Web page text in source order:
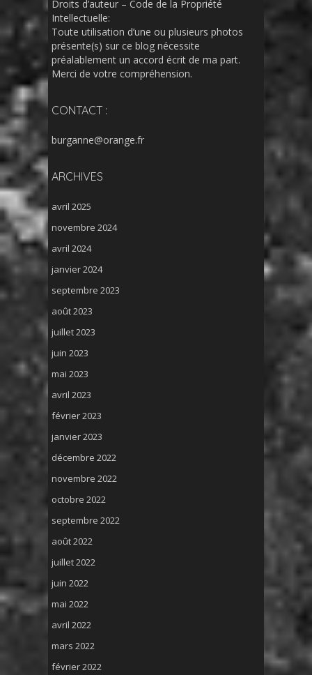
Droits d’auteur – Code de la Propriété
Intellectuelle:
Toute utilisation d’une ou plusieurs photos
présente(s) sur ce blog nécessite
préalablement un accord écrit de ma part.
Merci de votre compréhension.
CONTACT :
burganne@orange.fr
ARCHIVES
avril 2025
novembre 2024
avril 2024
janvier 2024
septembre 2023
août 2023
juillet 2023
juin 2023
mai 2023
avril 2023
février 2023
janvier 2023
décembre 2022
novembre 2022
octobre 2022
septembre 2022
août 2022
juillet 2022
juin 2022
mai 2022
avril 2022
mars 2022
février 2022